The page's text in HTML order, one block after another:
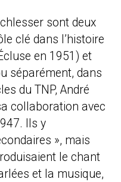
sont deux
clé dans l’histoire
en 1951) et
séparément, dans
du TNP, André
collaboration avec
Ils y
», mais
le chant
et la musique,